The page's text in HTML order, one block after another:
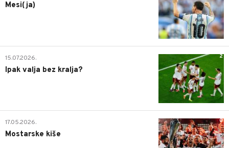
Mesi(ja)
2
15.07.2026.
Ipak valja bez kralja?
0
17.05.2026.
Mostarske kiše